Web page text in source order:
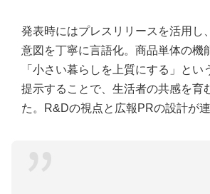
発表時にはプレスリリースを活用し
意図を丁寧に言語化。商品単体の機
「小さい暮らしを上質にする」とい
提示することで、生活者の共感を育
た。R&Dの視点と広報PRの設計が